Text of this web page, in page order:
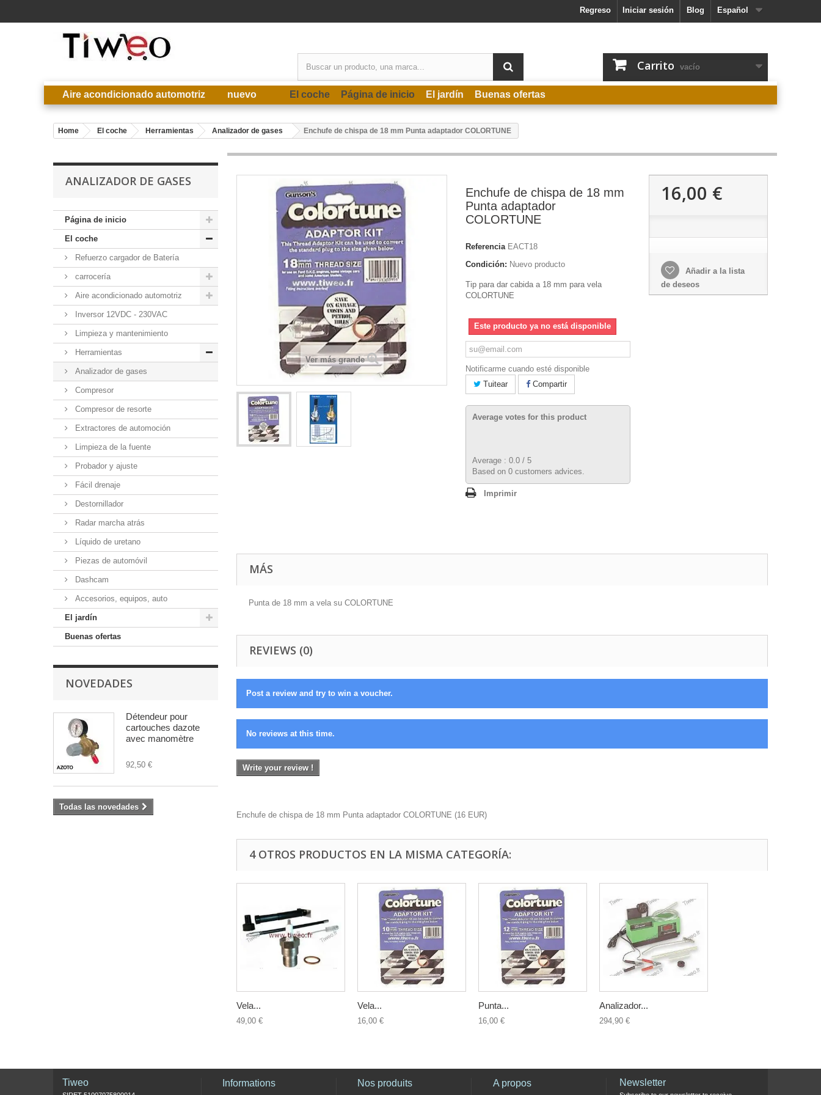
Español
Blog
Iniciar sesión
Regreso
Carrito vacío
Aire acondicionado automotriz nuevo El coche Página de inicio El jardín Buenas ofertas
Home El coche Herramientas Analizador de gases Enchufe de chispa de 18 mm Punta adaptador COLORTUNE
ANALIZADOR DE GASES
Página de inicio
El coche
Refuerzo cargador de Batería
carrocería
Aire acondicionado automotriz
Inversor 12VDC - 230VAC
Limpieza y mantenimiento
Herramientas
Analizador de gases
Compresor
Compresor de resorte
Extractores de automoción
Limpieza de la fuente
Probador y ajuste
Fácil drenaje
Destornillador
Radar marcha atrás
Líquido de uretano
Piezas de automóvil
Dashcam
Accesorios, equipos, auto
El jardín
Buenas ofertas
NOVEDADES
Détendeur pour
cartouches dazote
avec manomètre
92,50 €
Todas las novedades
Ver más grande
Enchufe de chispa de 18 mm
Punta adaptador
COLORTUNE
Referencia EACT18
Condición: Nuevo producto
Tip para dar cabida a 18 mm para vela
COLORTUNE
Este producto ya no está disponible
Notificarme cuando esté disponible
Tuitear
Compartir
Average votes for this product
Average : 0.0 / 5
Based on 0 customers advices.
Imprimir
16,00 €
Añadir a la lista
de deseos
MÁS
Punta de 18 mm a vela su COLORTUNE
REVIEWS (0)
Post a review and try to win a voucher.
No reviews at this time.
Write your review !
Enchufe de chispa de 18 mm Punta adaptador COLORTUNE (16 EUR)
4 OTROS PRODUCTOS EN LA MISMA CATEGORÍA:
Vela...
49,00 €
Vela...
16,00 €
Punta...
16,00 €
Analizador...
294,90 €
Tiweo Informations Nos produits A propos Newsletter